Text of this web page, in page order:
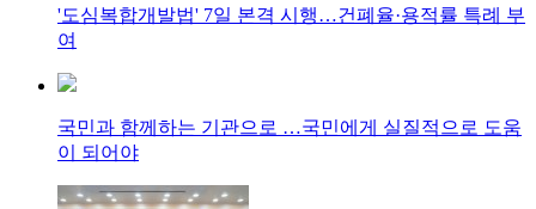
'도심복합개발법' 7일 본격 시행…건폐율·용적률 특례 부
여
국민과 함께하는 기관으로 …국민에게 실질적으로 도움
이 되어야